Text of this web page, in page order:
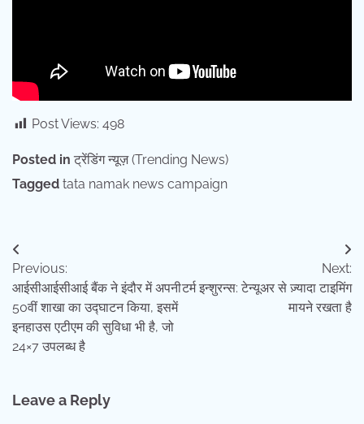
Post Views: 498
Posted in ट्रेंडिंग न्यूज़ (Trending News)
Tagged tata namak news campaign
Post
navigation
Previous:
आईसीआईसीआई बैंक ने इंदौर में अपनी
50वीं शाखा का उद्घाटन किया, इसमें
इनहाउस एटीएम की सुविधा भी है, जो
24×7 उपलब्ध है
Next:
टर्म इन्शुरन्स: टेन्यूअर से ज़्यादा टाइमिंग
मायने रखता है
Leave a Reply